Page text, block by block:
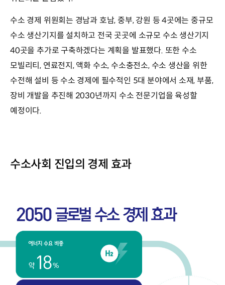
수소 경제 위원회는 경남과 호남, 중부, 강원 등 4곳에는 중규모
수소 생산기지를 설치하고 전국 곳곳에 소규모 수소 생산기지
40곳을 추가로 구축하겠다는 계획을 발표했다. 또한 수소
모빌리티, 연료전지, 액화 수소, 수소충전소, 수소 생산을 위한
수전해 설비 등 수소 경제에 필수적인 5대 분야에서 소재, 부품,
장비 개발을 추진해 2030년까지 수소 전문기업을 육성할
예정이다.
수소사회 진입의 경제 효과